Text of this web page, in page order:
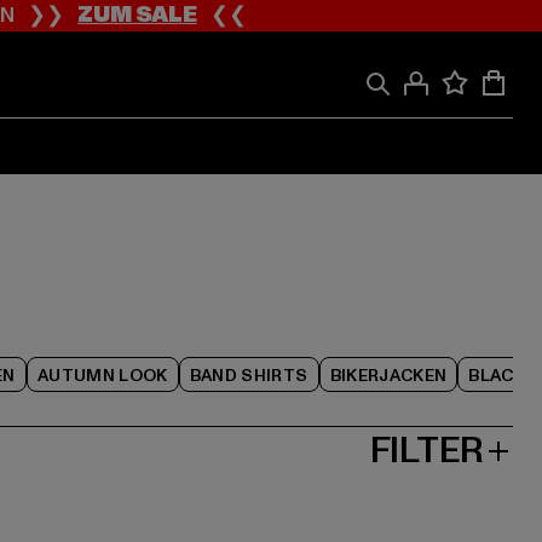
❯❯ZUM SALE❮❮
AUTUMN LOOK BAND SHIRTS BIKERJACKEN BLACK
FILTER